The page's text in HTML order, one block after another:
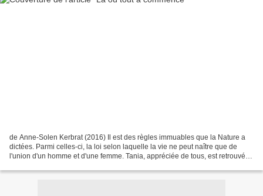
de Anne-Solen Kerbrat (2016) Il est des règles immuables que la Nature a
dictées. Parmi celles-ci, la loi selon laquelle la vie ne peut naître que de
l'union d'un homme et d'une femme. Tania, appréciée de tous, est retrouvée